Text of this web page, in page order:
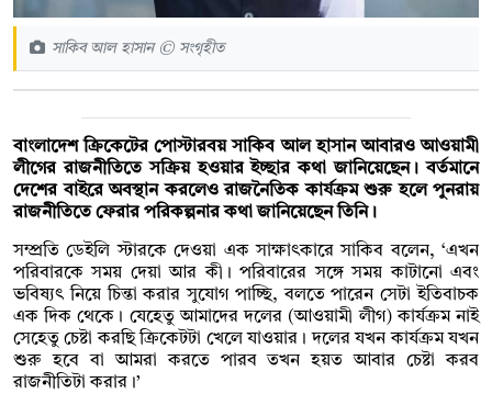
সাকিব আল হাসান © সংগৃহীত
বাংলাদেশ ক্রিকেটের পোস্টারবয় সাকিব আল হাসান আবারও আওয়ামী
লীগের রাজনীতিতে সক্রিয় হওয়ার ইচ্ছার কথা জানিয়েছেন। বর্তমানে
দেশের বাইরে অবস্থান করলেও রাজনৈতিক কার্যক্রম শুরু হলে পুনরায়
রাজনীতিতে ফেরার পরিকল্পনার কথা জানিয়েছেন তিনি।
সম্প্রতি ডেইলি স্টারকে দেওয়া এক সাক্ষাৎকারে সাকিব বলেন, ‘এখন
পরিবারকে সময় দেয়া আর কী। পরিবারের সঙ্গে সময় কাটানো এবং
ভবিষ্যৎ নিয়ে চিন্তা করার সুযোগ পাচ্ছি, বলতে পারেন সেটা ইতিবাচক
এক দিক থেকে। যেহেতু আমাদের দলের (আওয়ামী লীগ) কার্যক্রম নাই
সেহেতু চেষ্টা করছি ক্রিকেটটা খেলে যাওয়ার। দলের যখন কার্যক্রম যখন
শুরু হবে বা আমরা করতে পারব তখন হয়ত আবার চেষ্টা করব
রাজনীতিটা করার।’